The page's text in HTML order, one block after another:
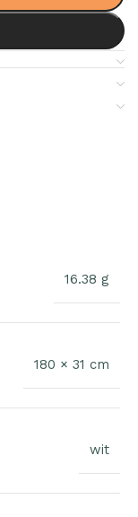
16.38 g
180 × 31 cm
wit